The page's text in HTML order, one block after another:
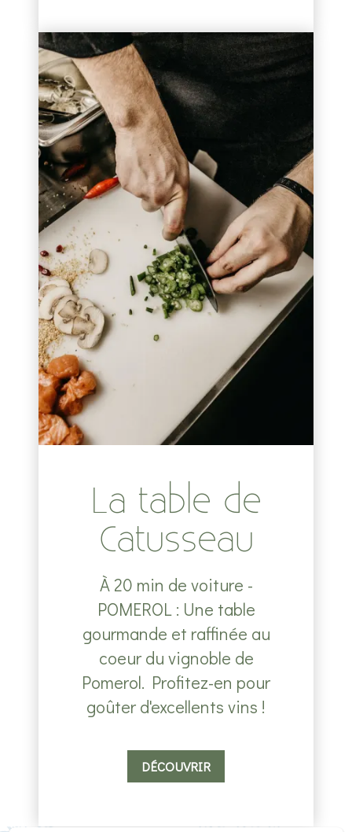
La table de
Catusseau
À 20 min de voiture -
POMEROL : Une table
gourmande et raffinée au
coeur du vignoble de
Pomerol. Profitez-en pour
goûter d'excellents vins !
DÉCOUVRIR